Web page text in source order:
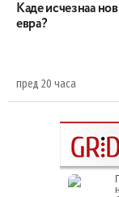
Каде исчезнаа
евра?
пред 20 часа